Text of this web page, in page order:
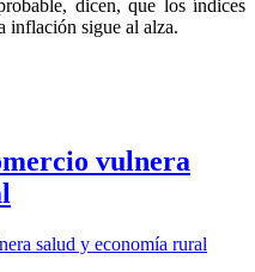
dicen, que los índices
inflación sigue al alza.
vulnera